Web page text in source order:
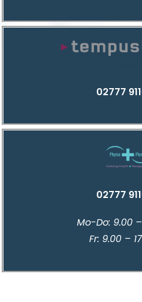
02777
02777
Mo-Do: 9.00
Fr: 9.00 –